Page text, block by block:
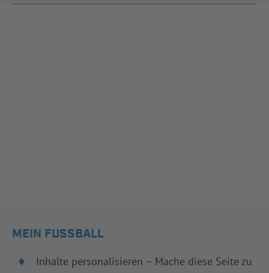
MEIN FUSSBALL
Inhalte personalisieren – Mache diese Seite zu